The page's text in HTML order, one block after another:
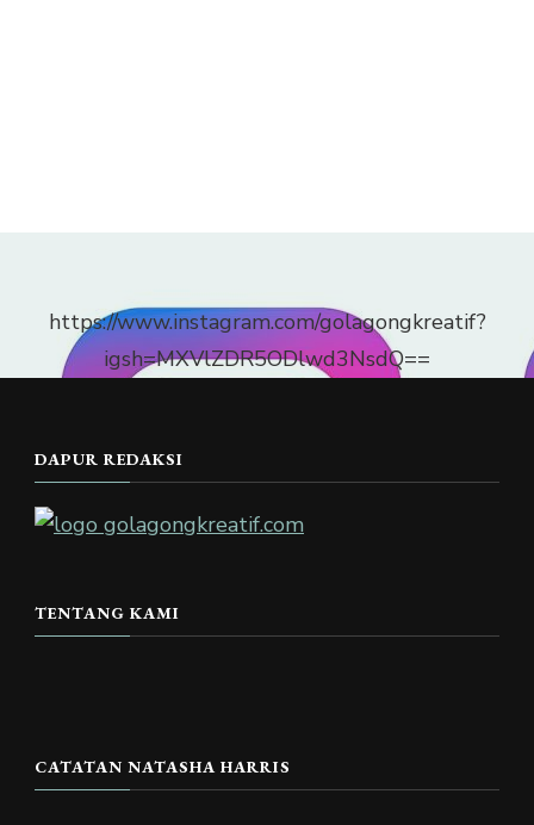
https://www.instagram.com/golagongkreatif?
igsh=MXVlZDR5ODlwd3NsdQ==
DAPUR REDAKSI
TENTANG KAMI
CATATAN NATASHA HARRIS